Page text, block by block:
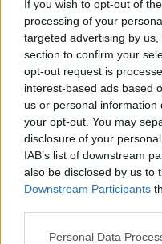
If you wish to opt-out of
processing of your
targeted advertising by
section to confirm your
opt-out request is
interest-based ads based
us or personal
your opt-out. You may
disclosure of your
IAB’s list of downstream
also be disclosed by us to
Downstream Participants
Personal Data
Policisté prohledávali
povolení
27.9.2000 13:14 | PRAHA
Dnes dopoledne několik
koordinačního centra
(MMF) aSvětové banky
loděnicích. Podle
žádné povolení, přestože
objektu. Majitel prý
neví. "Policisté na mě křičeli,
jsou zákon a to stačí," řekl
Protesty: Vnitro